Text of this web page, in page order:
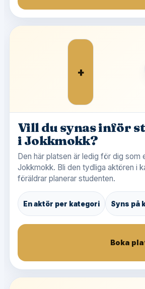
+
Vill du synas inför
i Jokkmokk?
Den här platsen är ledig för dig som
Jokkmokk. Bli den tydliga aktören i
föräldrar planerar studenten.
En aktör per kategori Syns på
Boka